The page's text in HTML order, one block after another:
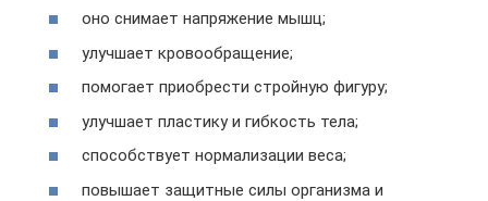
оно снимает напряжение мышц;
улучшает кровообращение;
помогает приобрести стройную фигуру;
улучшает пластику и гибкость тела;
способствует нормализации веса;
повышает защитные силы организма и